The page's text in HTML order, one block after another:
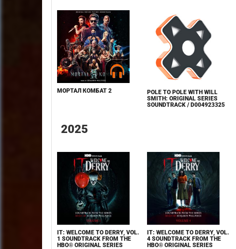
МОРТАЛ КОМБАТ 2
POLE TO POLE WITH WILL
SMITH: ORIGINAL SERIES
SOUNDTRACK / D004923325
2025
IT: WELCOME TO DERRY, VOL.
1 SOUNDTRACK FROM THE
HBO® ORIGINAL SERIES
IT: WELCOME TO DERRY, VOL.
4 SOUNDTRACK FROM THE
HBO® ORIGINAL SERIES